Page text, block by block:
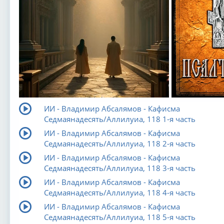
ИИ - Владимир Абсалямов - Кафисма
Седмаянадесять/Аллилуиа, 118 1-я часть
ИИ - Владимир Абсалямов - Кафисма
Седмаянадесять/Аллилуиа, 118 2-я часть
ИИ - Владимир Абсалямов - Кафисма
Седмаянадесять/Аллилуиа, 118 3-я часть
ИИ - Владимир Абсалямов - Кафисма
Седмаянадесять/Аллилуиа, 118 4-я часть
ИИ - Владимир Абсалямов - Кафисма
Седмаянадесять/Аллилуиа, 118 5-я часть